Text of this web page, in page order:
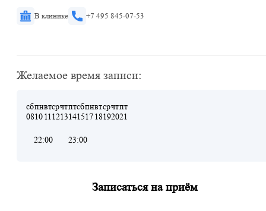
В клинике +7 495 845-07-53
Желаемое время записи:
сб
08
пн
10
вт
11
ср
12
чт
13
пт
14
сб
15
пн
17
вт
18
ср
19
чт
20
пт
21
22:00 23:00
Записаться на приём